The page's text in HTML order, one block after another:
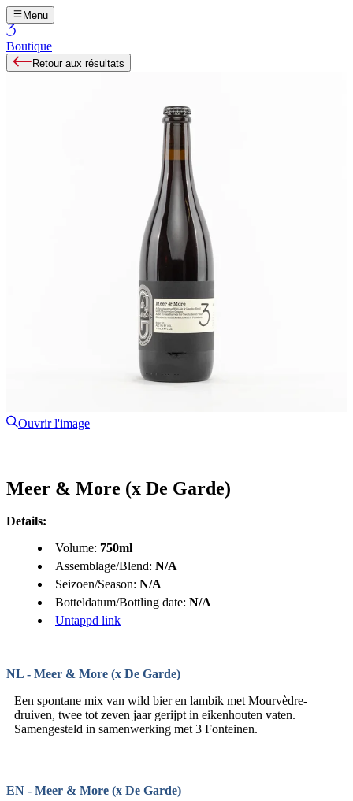
Menu
Boutique
Retour aux résultats
Ouvrir l'image
Meer & More (x De Garde)
Details:
Volume: 750ml
Assemblage/Blend: N/A
Seizoen/Season: N/A
Botteldatum/Bottling date: N/A
Untappd link
NL - Meer & More (x De Garde)
Een spontane mix van wild bier en lambik met Mourvèdre-
druiven, twee tot zeven jaar gerijpt in eikenhouten vaten.
Samengesteld in samenwerking met 3 Fonteinen.
EN - Meer & More (x De Garde)